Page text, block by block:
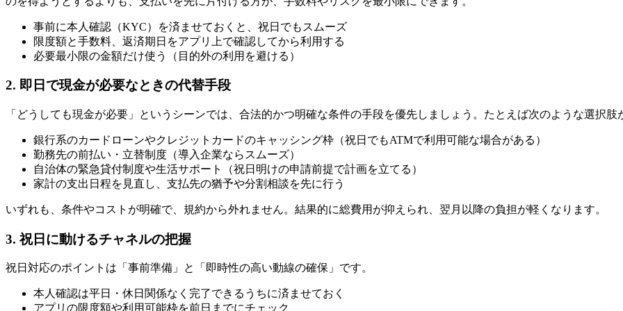
事前に本人確認（KYC）を済ませておくと、祝日でもスムーズ
限度額と手数料、返済期日をアプリ上で確認してから利用する
必要最小限の金額だけ使う（目的外の利用を避ける）
2. 即日で現金が必要なときの代替手段
「どうしても現金が必要」というシーンでは、合法的かつ明確な条件の手段を優先しましょう。たとえば次のような選択肢
銀行系のカードローンやクレジットカードのキャッシング枠（祝日でもATMで利用可能な場合がある）
勤務先の前払い・立替制度（導入企業ならスムーズ）
自治体の緊急貸付制度や生活サポート（祝日明けの申請前提で計画を立てる）
家計の支出日程を見直し、支払先の猶予や分割相談を先に行う
いずれも、条件やコストが明確で、規約から外れません。結果的に総費用が抑えられ、翌月以降の負担が軽くなります。
3. 祝日に動けるチャネルの把握
祝日対応のポイントは「事前準備」と「即時性の高い動線の確保」です。
本人確認は平日・休日関係なく完了できるうちに済ませておく
アプリの限度額や利用可能枠を前日までにチェック